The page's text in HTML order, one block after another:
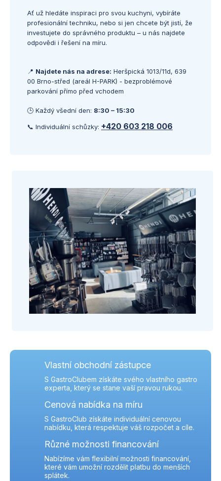
Ať už hledáte inspiraci pro svou kuchyni, vybíráte
profesionální techniku, nebo si jen chcete být jistí, že
investujete do správného produktu – u nás najdete
odpovědi i řešení na míru.
📍 Najdete nás na adrese: Heršpická 1013/11d, 639
00 Brno-střed (areál H-PARK) - bezproblémové
parkování přímo před vchodem
🕒 Každý všední den: 8:30 – 15:30
📞 Individuální schůzky: +420 603 218 006
Vlastní obchodní zástupce
S GastroClubem získáte svého vlastního gastro
experta, který se stane vaší pravou rukou.
Cenová nabídka na míru
S GastroClub získáte individuální cenovou
nabídku, která respektuje váš rozpočet a cíle.
Různé možnosti financování
Nabízíme vám flexibilní možnosti financování,
které vám umožní rozdělit platbu do menších
splátek.